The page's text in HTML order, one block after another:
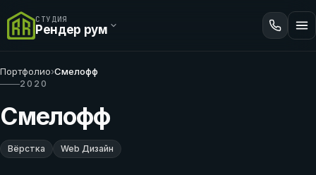
СТУДИЯ
Рендер рум
Портфолио›Смелофф
2020
Смелофф
Вёрстка Web Дизайн